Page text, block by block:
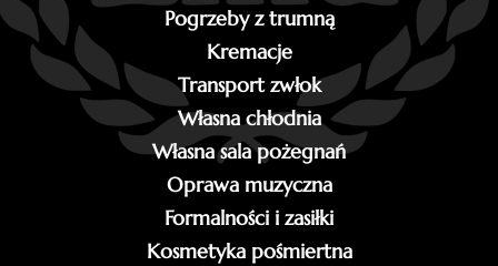
Pogrzeby z trumną
Kremacje
Transport zwłok
Własna chłodnia
Własna sala pożegnań
Oprawa muzyczna
Formalności i zasiłki
Kosmetyka pośmiertna